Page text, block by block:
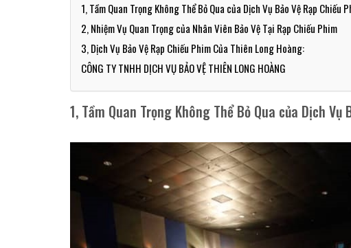
1, Tầm Quan Trọng Không Thể Bỏ Qua của Dịch Vụ Bảo Vệ Rạp Chiếu
2, Nhiệm Vụ Quan Trọng của Nhân Viên Bảo Vệ Tại Rạp Chiếu Phim
3, Dịch Vụ Bảo Vệ Rạp Chiếu Phim Của Thiên Long Hoàng:
CÔNG TY TNHH DỊCH VỤ BẢO VỆ THIÊN LONG HOÀNG
1, Tầm Quan Trọng Không Thể Bỏ Qua của Dịch Vụ